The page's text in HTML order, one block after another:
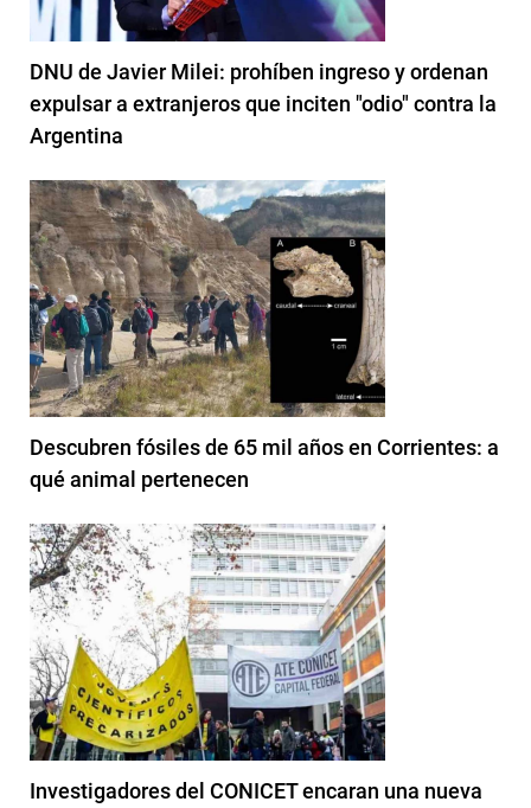
DNU de Javier Milei: prohíben ingreso y ordenan
expulsar a extranjeros que inciten "odio" contra la
Argentina
Descubren fósiles de 65 mil años en Corrientes: a
qué animal pertenecen
Investigadores del CONICET encaran una nueva